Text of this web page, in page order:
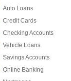
Auto Loans
Credit Cards
Checking Accounts
Vehicle Loans
Savings Accounts
Online Banking